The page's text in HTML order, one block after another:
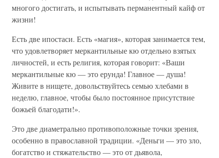
многого достигать, и испытывать перманентный кайф от
жизни!
Есть две ипостаси. Есть «магия», которая занимается тем,
что удовлетворяет меркантильные кю отдельно взятых
личностей, и есть религия, которая говорит: «Ваши
меркантильные кю — это ерунда! Главное — душа!
Живите в нищете, довольствуйтесь семью хлебами в
неделю, главное, чтобы было постоянное присутствие
божьей благодати!».
Это две диаметрально противоположные точки зрения,
особенно в православной традиции. «Деньги — это зло,
богатство и стяжательство — это от дьявола,